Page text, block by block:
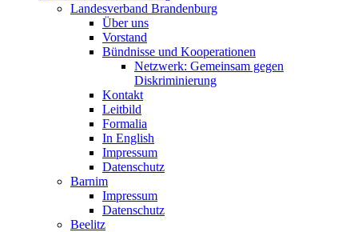
Landesverband Brandenburg
Über uns
Vorstand
Bündnisse und Kooperationen
Netzwerk: Gemeinsam gegen
Diskriminierung
Kontakt
Leitbild
Formalia
In English
Impressum
Datenschutz
Barnim
Impressum
Datenschutz
Beelitz